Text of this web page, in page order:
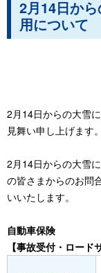
2月14日か
用について
2月14日からの大雪
見舞い申し上げます。
2月14日からの大雪
の皆さまからのお問
いいたします。
自動車保険
【事故受付・ロード